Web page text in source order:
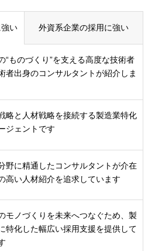
い 外資系企業の採用に強い
“ものづくり”を支える高度な技術者
者出身のコンサルタントが紹介しま
略と人材戦略を接続する製造業特化
ジェントです
野に精通したコンサルタントが介在
高い人材紹介を追求しています
モノづくりを未来へつなぐため、製
特化した幅広い採用支援を提供して